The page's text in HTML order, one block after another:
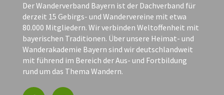
Der Wanderverband Bayern ist der Dachverband für
derzeit 15 Gebirgs- und Wandervereine mit etwa
80.000 Mitgliedern. Wir verbinden Weltoffenheit mit
bayerischen Traditionen. Über unsere Heimat- und
Wanderakademie Bayern sind wir deutschlandweit
mit führend im Bereich der Aus- und Fortbildung
rund um das Thema Wandern.